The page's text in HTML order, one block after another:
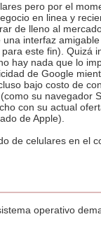
pero por el
en linea y
de lleno al
interfaz
este fin). Quizá
hay nada que lo
de Google
bajo costo de
su navegador
con su actual
de Apple).
de celulares en el
operativo